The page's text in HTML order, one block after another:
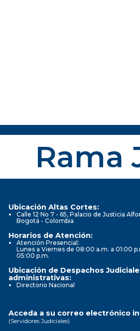
Rama
Ubicación Altas Cortes:
Calle 12 No 7 - 65, Palacio de Justicia
Bogotá - Colombia
Horarios de Atención:
Atención Presencial:
Lunes a Viernes de 08:00 a.m. a 01:00
05:00 p.m.
Ubicación de Despachos
administrativas:
Directorio Nacional
Acceda a su correo electrónico
(Servidores Judiciales)